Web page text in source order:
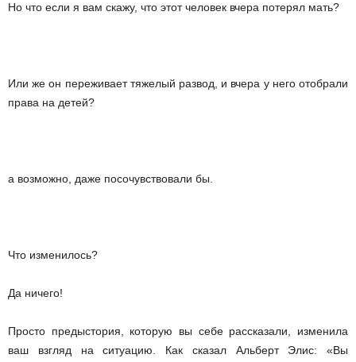
Но что если я вам скажу, что этот человек вчера потерял мать?
Или же он переживает тяжелый развод, и вчера у него отобрали
права на детей?
а возможно, даже посочувствовали бы.
Что изменилось?
Да ничего!
Просто предыстория, которую вы себе рассказали, изменила
ваш взгляд на ситуацию. Как сказал Альберт Элис: «Вы